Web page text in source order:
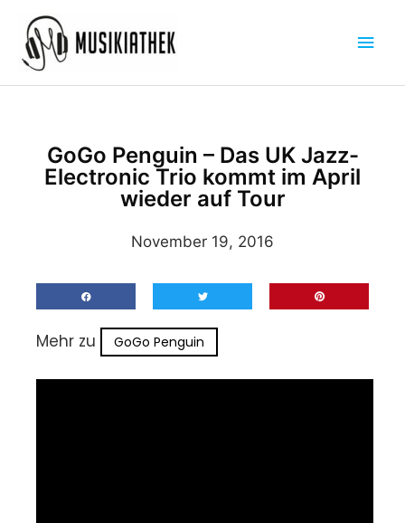
Inhalt
springen
GoGo Penguin – Das UK Jazz-
Electronic Trio kommt im April
wieder auf Tour
November 19, 2016
Mehr zu GoGo Penguin